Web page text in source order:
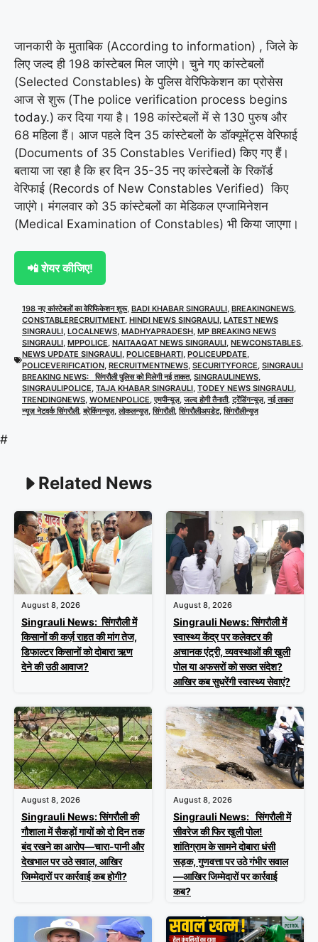
जानकारी के मुताबिक (According to information) , जिले के
लिए जल्द ही 198 कांस्टेबल मिल जाएंगे। चुने गए कांस्टेबलों
(Selected Constables) के पुलिस वेरिफिकेशन का प्रोसेस
आज से शुरू (The police verification process begins
today.) कर दिया गया है। 198 कांस्टेबलों में से 130 पुरुष और
68 महिला हैं। आज पहले दिन 35 कांस्टेबलों के डॉक्यूमेंट्स वेरिफाई
(Documents of 35 Constables Verified) किए गए हैं।
बताया जा रहा है कि हर दिन 35-35 नए कांस्टेबलों के रिकॉर्ड
वेरिफाई (Records of New Constables Verified) किए
जाएंगे। मंगलवार को 35 कांस्टेबलों का मेडिकल एग्जामिनेशन
(Medical Examination of Constables) भी किया जाएगा।
📲 शेयर कीजिए!
198 नए कांस्टेबलों का वेरिफिकेशन शुरू, BADI KHABAR SINGRAULI, BREAKINGNEWS,
CONSTABLERECRUITMENT, HINDI NEWS SINGRAULI, LATEST NEWS
SINGRAULI, LOCALNEWS, MADHYAPRADESH, MP BREAKING NEWS
SINGRAULI, MPPOLICE, NAITAAQAT NEWS SINGRAULI, NEWCONSTABLES,
NEWS UPDATE SINGRAULI, POLICEBHARTI, POLICEUPDATE,
POLICEVERIFICATION, RECRUITMENTNEWS, SECURITYFORCE, SINGRAULI
BREAKING NEWS: सिंगरौली पुलिस को मिलेगी नई ताकत, SINGRAULINEWS,
SINGRAULIPOLICE, TAJA KHABAR SINGRAULI, TODEY NEWS SINGRAULI,
TRENDINGNEWS, WOMENPOLICE,एमपीन्यूज़,जल्द होगी तैनाती,ट्रेंडिंगन्यूज़,नई ताकत
न्यूज़ नेटवर्क सिंगरौली,ब्रेकिंगन्यूज़,लोकलन्यूज़,सिंगरौली,सिंगरौलीअपडेट,सिंगरौलीन्यूज
#
Related News
August 8, 2026
Singrauli News: सिंगरौली में
किसानों की कर्ज़ राहत की मांग तेज,
डिफाल्टर किसानों को दोबारा ऋण
देने की उठी आवाज?
August 8, 2026
Singrauli News: सिंगरौली में
स्वास्थ्य केंद्र पर कलेक्टर की
अचानक एंट्री, व्यवस्थाओं की खुली
पोल या अफसरों को सख्त संदेश?
आखिर कब सुधरेंगी स्वास्थ्य सेवाएं?
August 8, 2026
Singrauli News: सिंगरौली की
गौशाला में सैकड़ों गायों को दो दिन तक
बंद रखने का आरोप—चारा-पानी और
देखभाल पर उठे सवाल, आखिर
जिम्मेदारों पर कार्रवाई कब होगी?
August 8, 2026
Singrauli News: सिंगरौली में
सीवरेज की फिर खुली पोल!
शांतिग्राम के सामने दोबारा धंसी
सड़क, गुणवत्ता पर उठे गंभीर सवाल
—आखिर जिम्मेदारों पर कार्रवाई
कब?